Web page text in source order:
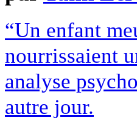
“Un enfant
nourrissaient
analyse
autre jour.